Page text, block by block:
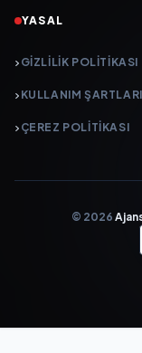
YASAL
GIZLILIK POLITIKASI
KULLANIM ŞARTLARI
ÇEREZ POLITIKASI
© 2026